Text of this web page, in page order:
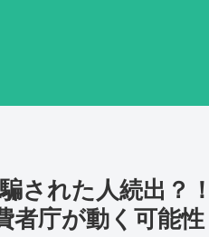
された人続出？
者庁が動く可能性